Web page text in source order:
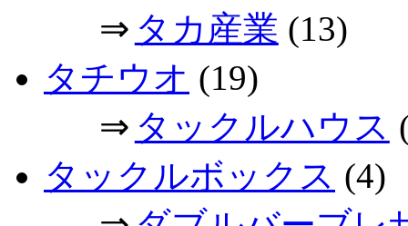
⇒ タカ産業 (13)
タチウオ (19)
⇒ タックルハウス
タックルボックス (4)